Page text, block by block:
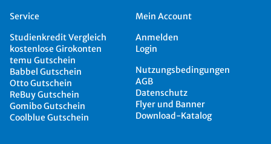
Service
Studienkredit Vergleich
kostenlose Girokonten
temu Gutschein
Babbel Gutschein
Otto Gutschein
ReBuy Gutschein
Gomibo Gutschein
Coolblue Gutschein
Mein Account
Anmelden
Login
Nutzungsbedingungen
AGB
Datenschutz
Flyer und Banner
Download-Katalog